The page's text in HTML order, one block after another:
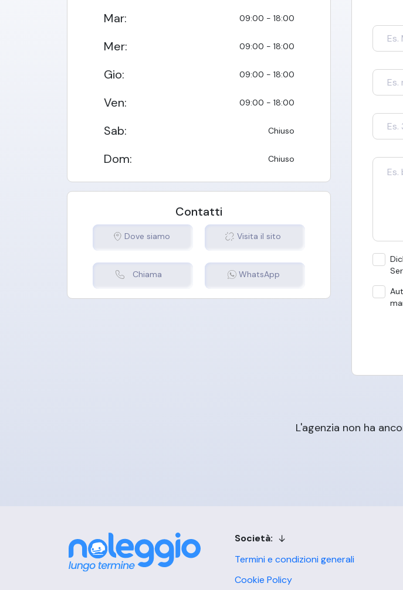
Mar: 09:00 - 18:00
Mer: 09:00 - 18:00
Gio: 09:00 - 18:00
Ven: 09:00 - 18:00
Sab: Chiuso
Dom: Chiuso
Contatti
Dove siamo Visita il sito
Chiama WhatsApp
L'agenzia non ha
Società:
Termini e condizioni generali
Cookie Policy